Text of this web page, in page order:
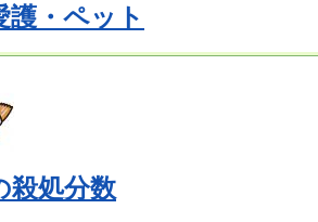
護・ペット
殺処分数